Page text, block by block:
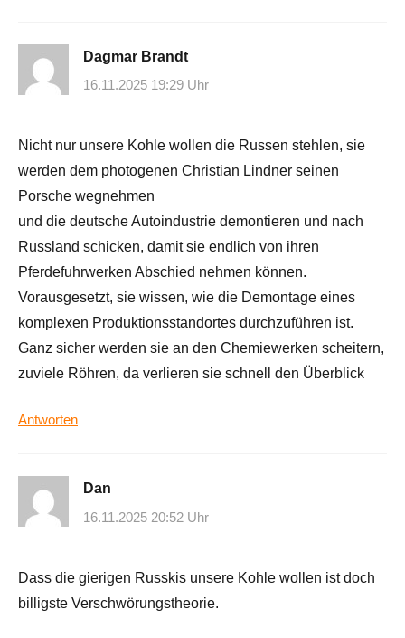
Dagmar Brandt
16.11.2025 19:29 Uhr
Nicht nur unsere Kohle wollen die Russen stehlen, sie
werden dem photogenen Christian Lindner seinen
Porsche wegnehmen
und die deutsche Autoindustrie demontieren und nach
Russland schicken, damit sie endlich von ihren
Pferdefuhrwerken Abschied nehmen können.
Vorausgesetzt, sie wissen, wie die Demontage eines
komplexen Produktionsstandortes durchzuführen ist.
Ganz sicher werden sie an den Chemiewerken scheitern,
zuviele Röhren, da verlieren sie schnell den Überblick
Antworten
Dan
16.11.2025 20:52 Uhr
Dass die gierigen Russkis unsere Kohle wollen ist doch
billigste Verschwörungstheorie.